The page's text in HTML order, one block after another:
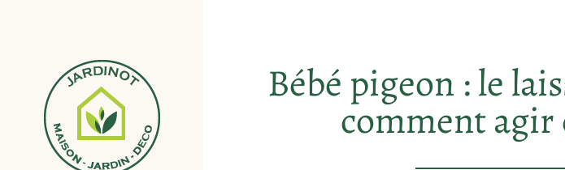
Bébé pigeon : le
comment agir